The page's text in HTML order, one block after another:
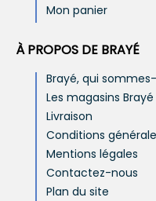
Mon panier
À PROPOS DE BRAYÉ
Brayé, qui
Les magasins Brayé
Livraison
Conditions
Mentions légales
Contactez-nous
Plan du site